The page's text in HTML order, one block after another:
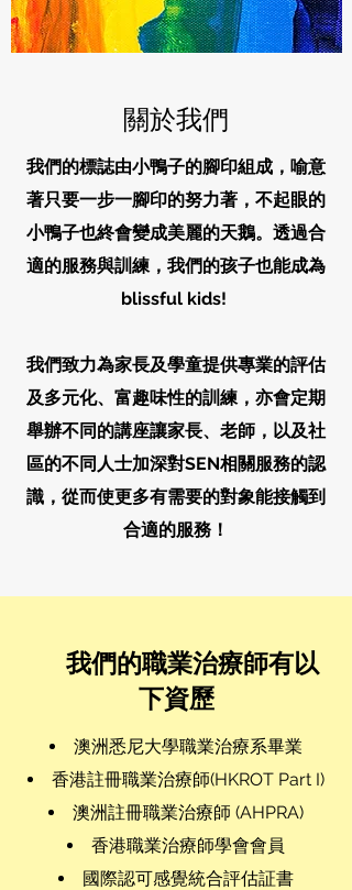
關於我們
我們的標誌由小鴨子的腳印組成，喻意
著只要一步一腳印的努力著，不起眼的
小鴨子也終會變成美麗的天鵝。透過合
適的服務與訓練，我們的孩子也能成為
blissful kids!
我們致力為家長及學童提供專業的評估
及多元化、富趣味性的訓練，亦會定期
舉辦不同的講座讓家長、老師，以及社
區的不同人士加深對SEN相關服務的認
識，從而使更多有需要的對象能接觸到
合適的服務！
我們的職業治療師有以
下資歷
澳洲悉尼大學職業治療系畢業
香港註冊職業治療師(HKROT Part I)
澳洲註冊職業治療師 (AHPRA)
香港職業治療師學會會員
國際認可感覺統合評估証書